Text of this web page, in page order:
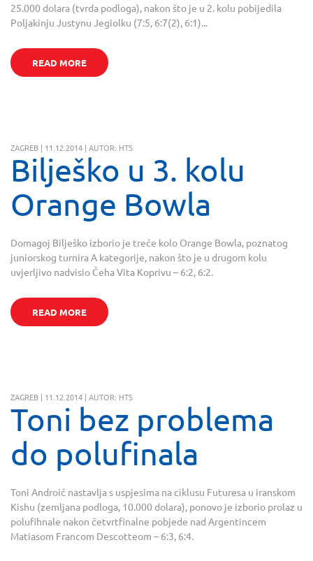
25.000 dolara (tvrda podloga), nakon što je u 2. kolu pobijedila
Poljakinju Justynu Jegiolku (7:5, 6:7(2), 6:1)...
READ MORE
ZAGREB | 11.12.2014 | AUTOR: HTS
Bilješko u 3. kolu
Orange Bowla
Domagoj Bilješko izborio je treće kolo Orange Bowla, poznatog
juniorskog turnira A kategorije, nakon što je u drugom kolu
uvjerljivo nadvisio Čeha Vita Koprivu – 6:2, 6:2.
READ MORE
ZAGREB | 11.12.2014 | AUTOR: HTS
Toni bez problema
do polufinala
Toni Androić nastavlja s uspjesima na ciklusu Futuresa u iranskom
Kishu (zemljana podloga, 10.000 dolara), ponovo je izborio prolaz u
polufihnale nakon četvrtfinalne pobjede nad Argentincem
Matiasom Francom Descotteom – 6:3, 6:4.